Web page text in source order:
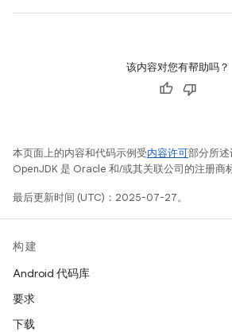
该内容对您有帮助吗？
本页面上的内容和代码示例受内容许可部分所
OpenJDK 是 Oracle 和/或其关联公司的注册商标
最后更新时间 (UTC)：2025-07-27。
构建
Android 代码库
要求
下载